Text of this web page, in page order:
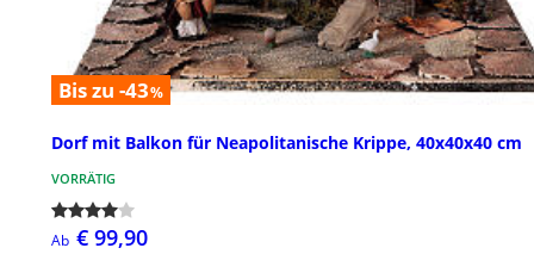
Bis zu -43%
Dorf mit Balkon für Neapolitanische Krippe, 40x40x40 cm
VORRÄTIG
Ab € 99,90